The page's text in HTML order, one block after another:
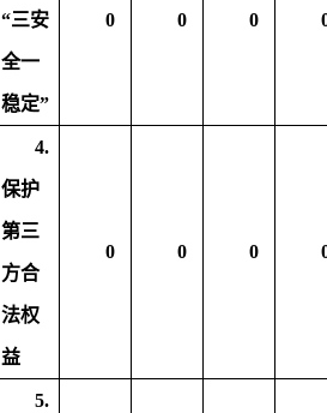
“三安
全一
稳定”
0 0 0
4.
保护
第三
方合
法权
益
0 0 0
5.